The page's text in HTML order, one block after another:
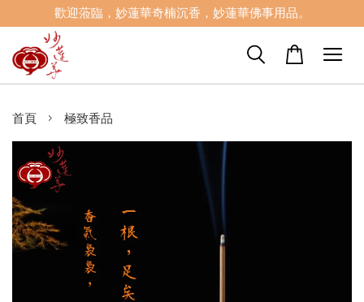
歡迎蒞臨，妙蓮華奇楠沉香，妙蓮華佛事用品。
首頁 › 極致香品